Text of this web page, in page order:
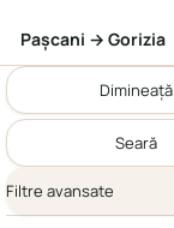
Pașcani → Gorizia
Dimineață
Seară
Filtre avansate